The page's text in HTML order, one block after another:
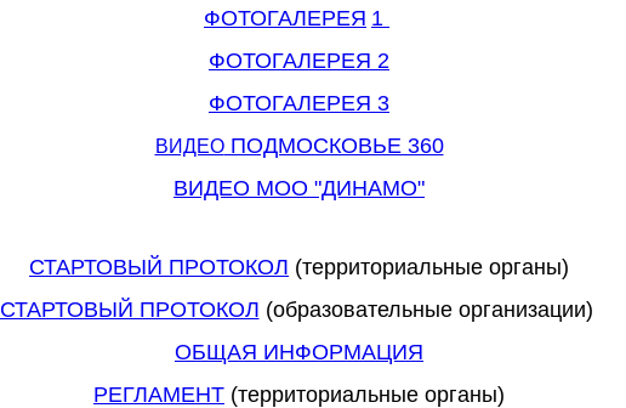
ФОТОГАЛЕРЕЯ 1
ФОТОГАЛЕРЕЯ 2
ФОТОГАЛЕРЕЯ 3
ВИДЕОПОДМОСКОВЬЕ 360
ВИДЕО МОО "ДИНАМО"
СТАРТОВЫЙ ПРОТОКОЛ (территориальные органы)
СТАРТОВЫЙ ПРОТОКОЛ (образовательные организации)
ОБЩАЯ ИНФОРМАЦИЯ
РЕГЛАМЕНТ (территориальные органы)